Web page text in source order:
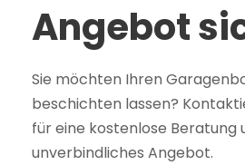
Angebot
Sie möchten Ihren
beschichten lassen?
für eine kostenlose Beratung
unverbindliches Angebot.